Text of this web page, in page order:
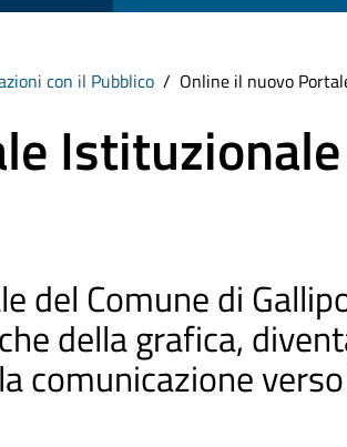
con il Pubblico Online il nuovo
del Comune di
della grafica,
comunicazione